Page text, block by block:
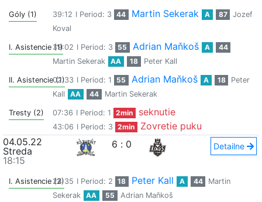
Góly (1) 39:12 I Period: 3 44 Martin Sekerak A 87
Jozef
Koval
I. Asistencie (1)39:02 I Period: 3 55 Adrian Maňkoš A
44
Martin Sekerak
AA 18 Peter Kall
II. Asistencie (1)
02:33 I Period: 1 55 Adrian Maňkoš A 18
Peter
Kall
AA 44 Martin Sekerak
Tresty (2) 07:36 I Period: 1 2min seknutie
43:06 I Period: 3 2min
Zovretie puku
04.05.22
Streda
18:15
6 : 0 Detailne
I. Asistencie (2)24:35 I Period: 2 18 Peter Kall A 44
Martin
Sekerak
AA 55
Adrian Maňkoš